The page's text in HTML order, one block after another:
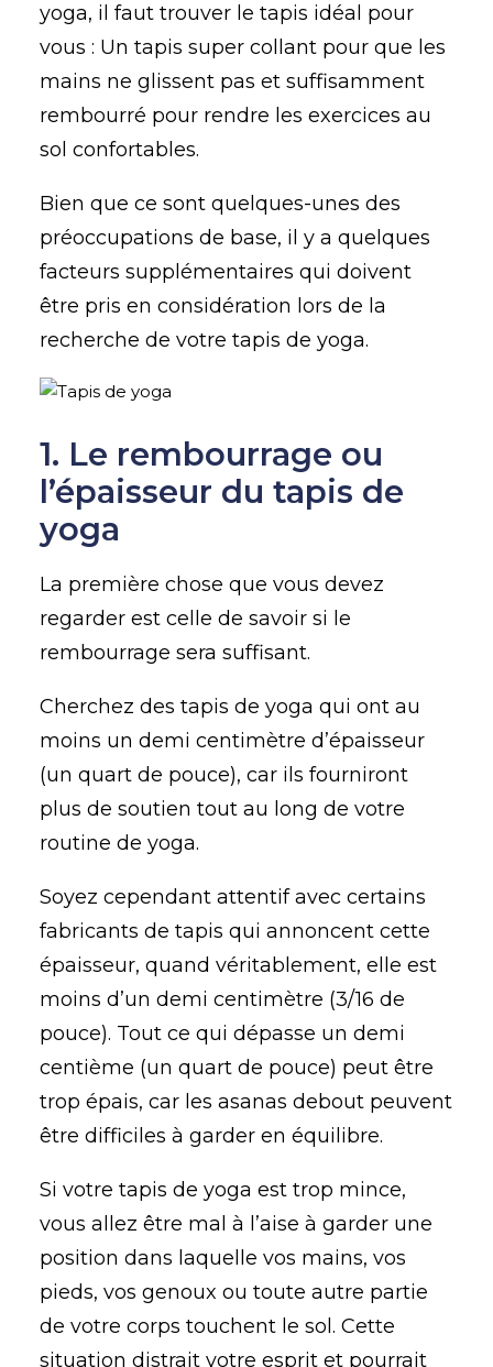
yoga, il faut trouver le tapis idéal pour
vous : Un tapis super collant pour que les
mains ne glissent pas et suffisamment
rembourré pour rendre les exercices au
sol confortables.
Bien que ce sont quelques-unes des
préoccupations de base, il y a quelques
facteurs supplémentaires qui doivent
être pris en considération lors de la
recherche de votre tapis de yoga.
1. Le rembourrage ou
l’épaisseur du tapis de
yoga
La première chose que vous devez
regarder est celle de savoir si le
rembourrage sera suffisant.
Cherchez des tapis de yoga qui ont au
moins un demi centimètre d’épaisseur
(un quart de pouce), car ils fourniront
plus de soutien tout au long de votre
routine de yoga.
Soyez cependant attentif avec certains
fabricants de tapis qui annoncent cette
épaisseur, quand véritablement, elle est
moins d’un demi centimètre (3/16 de
pouce). Tout ce qui dépasse un demi
centième (un quart de pouce) peut être
trop épais, car les asanas debout peuvent
être difficiles à garder en équilibre.
Si votre tapis de yoga est trop mince,
vous allez être mal à l’aise à garder une
position dans laquelle vos mains, vos
pieds, vos genoux ou toute autre partie
de votre corps touchent le sol. Cette
situation distrait votre esprit et pourrait